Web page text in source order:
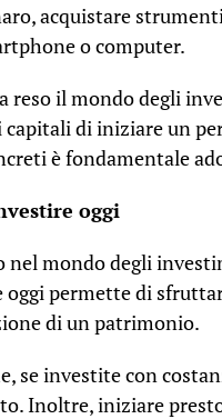
acquistare
o computer.
reso il mondo degli
di iniziare un
è fondamentale
oggi
nel mondo degli
permette di
di un patrimonio.
se investite con
Inoltre, iniziare